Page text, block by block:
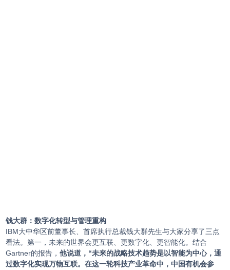
钱大群：数字化转型与管理重构
IBM大中华区前董事长、首席执行总裁钱大群先生与大家分享了三点
看法。第一，未来的世界会更互联、更数字化、更智能化。结合
Gartner的报告，他说道，“未来的战略技术趋势是以智能为中心，通
过数字化实现万物互联。在这一轮科技产业革命中，中国有机会参